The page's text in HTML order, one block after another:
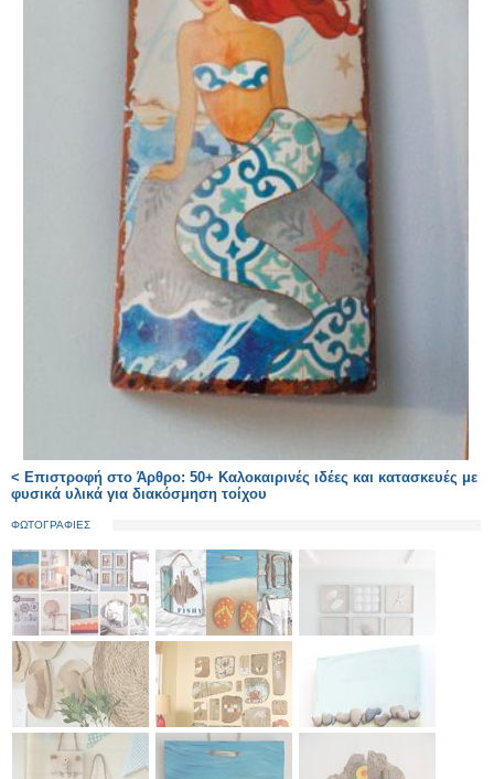
< Επιστροφή στο Άρθρο: 50+ Καλοκαιρινές ιδέες και κατασκευές με
φυσικά υλικά για διακόσμηση τοίχου
ΦΩΤΟΓΡΑΦΙΕΣ